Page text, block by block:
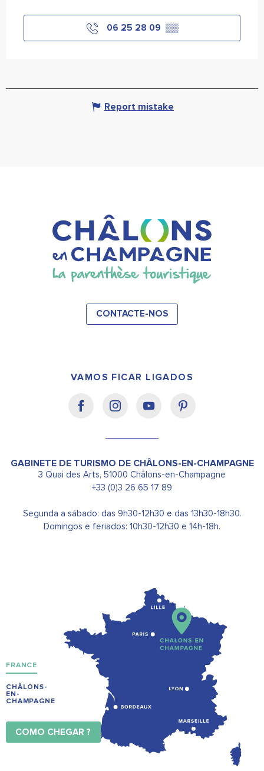
06 25 28 09 ▒▒
Report mistake
CONTACTE-NOS
VAMOS FICAR LIGADOS
GABINETE DE TURISMO DE CHÂLONS-EN-CHAMPAGNE
3 Quai des Arts, 51000 Châlons-en-Champagne
+33 (0)3 26 65 17 89
Segunda a sábado: das 9h30-12h30 e das 13h30-18h30.
Domingos e feriados: 10h30-12h30 e 14h-18h.
FRANCE
CHÂLONS-
EN-
CHAMPAGNE
COMO CHEGAR ?